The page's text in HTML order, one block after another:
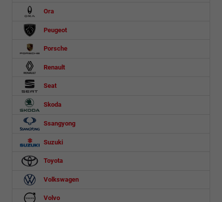
Ora
Peugeot
Porsche
Renault
Seat
Skoda
Ssangyong
Suzuki
Toyota
Volkswagen
Volvo